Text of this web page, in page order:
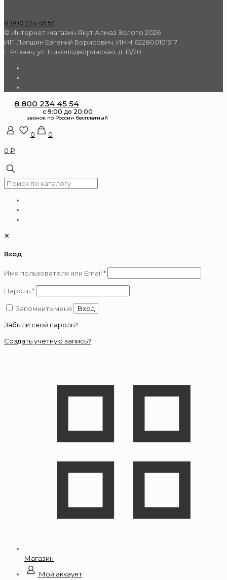
8 800 234 45 54
© Интернет-магазин Якут Алмаз Золото 2026
ИП Лапшин Евгений Борисович, ИНН 622800101917
г. Рязань, ул. Николодворянская, д. 13/20
8 800 234 45 54
0
0
0 ₽
✕
Вход
Имя пользователя или Email *Обязательно
Пароль*Обязательно
Запомнить меня
Вход
Забыли свой пароль?
Создать учётную запись?
Магазин
Мой аккаунт